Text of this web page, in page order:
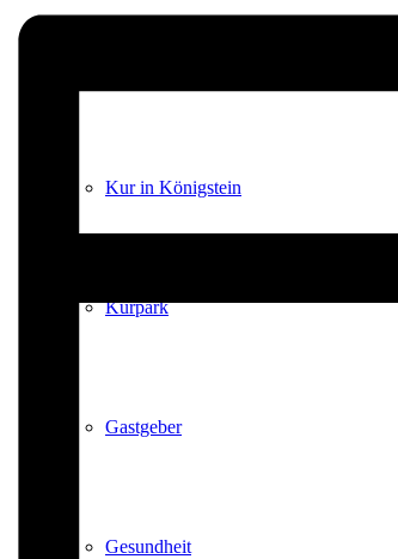
Kur in Königstein
Kurpark
Gastgeber
Gesundheit